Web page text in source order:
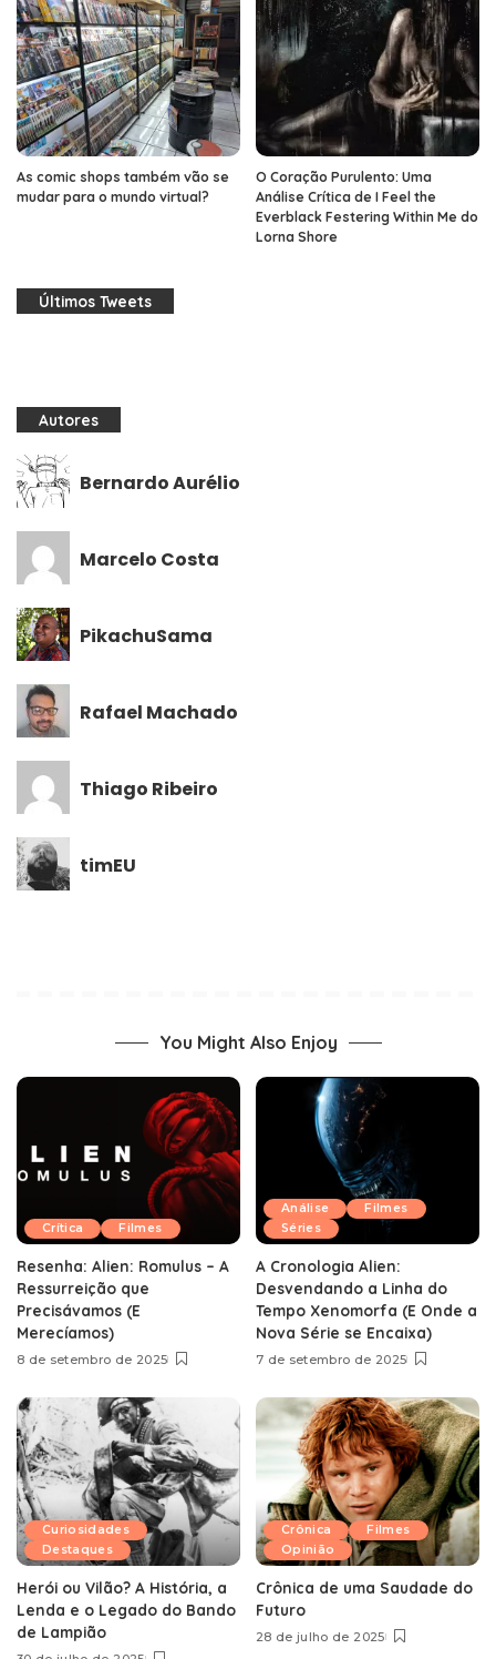
As comic shops também vão se
mudar para o mundo virtual?
O Coração Purulento: Uma
Análise Crítica de I Feel the
Everblack Festering Within Me do
Lorna Shore
Últimos Tweets
Autores
Bernardo Aurélio
Marcelo Costa
PikachuSama
Rafael Machado
Thiago Ribeiro
timEU
You Might Also Enjoy
Crítica Filmes
Resenha: Alien: Romulus – A
Ressurreição que
Precisávamos (E
Merecíamos)
8 de setembro de 2025
Análise
Filmes
Séries
A Cronologia Alien:
Desvendando a Linha do
Tempo Xenomorfa (E Onde a
Nova Série se Encaixa)
7 de setembro de 2025
Curiosidades
Destaques
Herói ou Vilão? A História, a
Lenda e o Legado do Bando
de Lampião
Crônica
Filmes
Opinião
Crônica de uma Saudade do
Futuro
28 de julho de 2025